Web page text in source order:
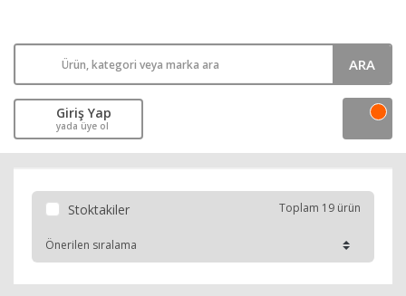
ARA
Giriş Yap
yada üye ol
Stoktakiler Toplam 19 ürün